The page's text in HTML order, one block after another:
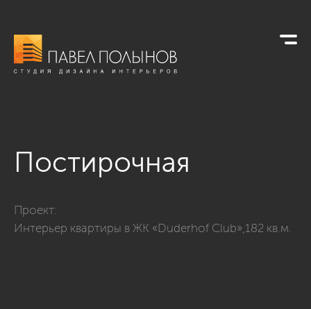
Постирочная
Проект:
Интерьер квартиры в ЖК «Duderhof Club»,182 кв.м.